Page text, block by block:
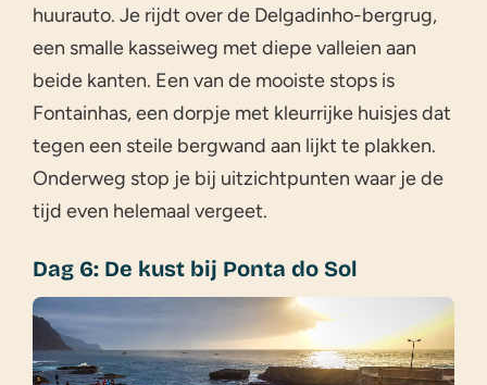
huurauto. Je rijdt over de Delgadinho-bergrug,
een smalle kasseiweg met diepe valleien aan
beide kanten. Een van de mooiste stops is
Fontainhas, een dorpje met kleurrijke huisjes dat
tegen een steile bergwand aan lijkt te plakken.
Onderweg stop je bij uitzichtpunten waar je de
tijd even helemaal vergeet.
Dag 6: De kust bij Ponta do Sol